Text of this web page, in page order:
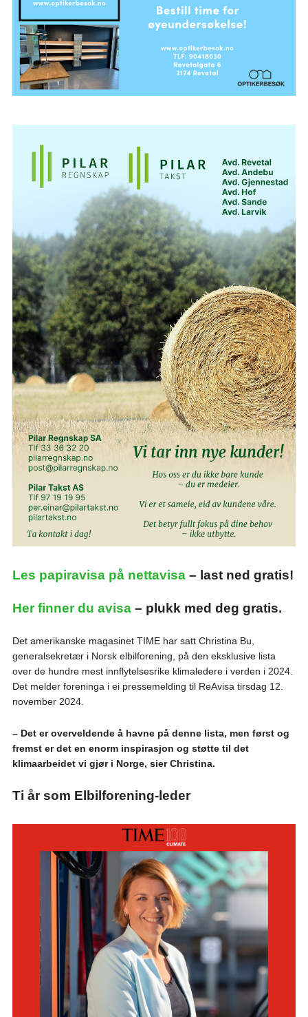
Les papiravisa på nettavisa– last ned gratis!
Her finner du avisa– plukk med deg gratis.
Det amerikanske magasinet TIME har satt Christina Bu,
generalsekretær i Norsk elbilforening, på den eksklusive lista
over de hundre mest innflytelsesrike klimaledere i verden i 2024.
Det melder foreninga i ei pressemelding til ReAvisa tirsdag 12.
november 2024.
– Det er overveldende å havne på denne lista, men først og
fremst er det en enorm inspirasjon og støtte til det
klimaarbeidet vi gjør i Norge, sier Christina.
Ti år som Elbilforening-leder